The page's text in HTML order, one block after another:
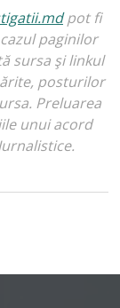
pot fi
paginilor
sursa şi linkul
posturilor
Preluarea
unui acord